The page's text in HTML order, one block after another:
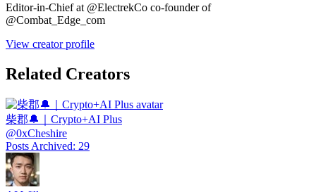
Editor-in-Chief at @ElectrekCo co-founder of
@Combat_Edge_com
View creator profile
Related Creators
柴郡🔔｜Crypto+AI Plus
@0xCheshire
Posts Archived: 29